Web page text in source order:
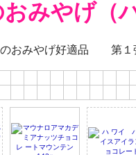
みやげ（
のおみやげ好適品 第１